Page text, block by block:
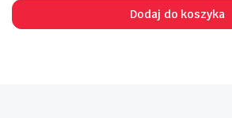
Dodaj do koszyka